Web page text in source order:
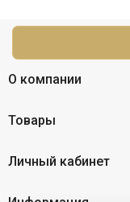
О компании
Товары
Личный кабинет